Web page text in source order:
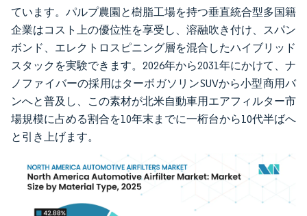
ています。パルプ農園と樹脂工場を持つ垂直統合型多国籍
企業はコスト上の優位性を享受し、溶融吹き付け、スパン
ボンド、エレクトロスピニング層を混合したハイブリッド
スタックを実験できます。2026年から2031年にかけて、ナ
ノファイバーの採用はターボガソリンSUVから小型商用バ
ンへと普及し、この素材が北米自動車用エアフィルター市
場規模に占める割合を10年末までに一桁台から10代半ばへ
と引き上げます。